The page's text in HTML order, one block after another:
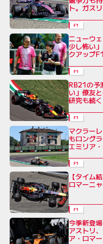
ト。ガス
F1
ニューウ
少し怖い
クアップ
F1
RB21の予
い」僚友
研究も続
F1
マクラー
もロング
エミリア
F1
【タイム
ロマーニ
F1
今季新登
アストリ
ア・ロマ